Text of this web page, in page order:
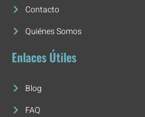
Contacto
Quiénes Somos
Enlaces Útiles
Blog
FAQ